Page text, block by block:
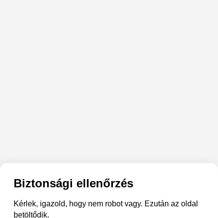
Biztonsági ellenőrzés
Kérlek, igazold, hogy nem robot vagy. Ezután az oldal
betöltődik.